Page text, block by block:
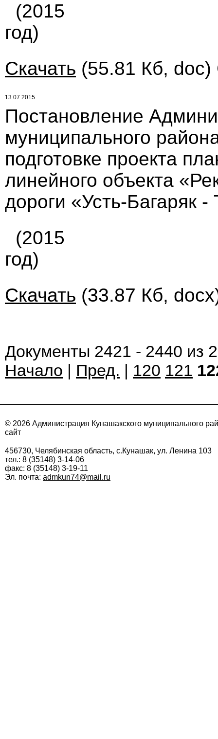
(2015
год)
Скачать (55.81 Кб, doc)
13.07.2015
Постановление
муниципального
подготовке проекта
линейного объекта
дороги «Усть-Багаряк
(2015
год)
Скачать (33.87 Кб,
Документы 2421 - 2440 из
Начало | Пред. | 120 121
© 2026 Администрация Кунашакского муниципального
сайт
456730, Челябинская область, с.Кунашак, ул. Ленина 103
тел.: 8 (35148) 3-14-06
факс: 8 (35148) 3-19-11
Эл. почта: admkun74@mail.ru